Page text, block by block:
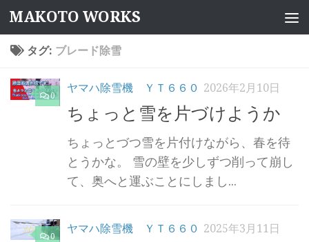
コンテンツへスキップ
MAKOTO WORKS
タグ: ブレード除雪
0
ヤマハ除雪機 ＹＴ６６０ 2026年2月10日
ちょっと雪を片づけようか
ちょっとづつ雪を片付けながら、春を待
とうかな。 雪の壁を少しずつ削って崩し
て、奥へと運ぶことにしまし...
0
ヤマハ除雪機 ＹＴ６６０ 2025年3月11日